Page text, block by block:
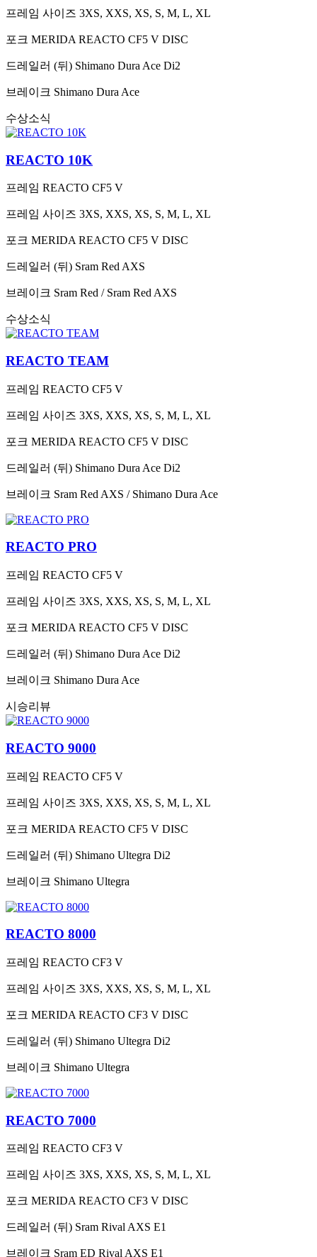
프레임 사이즈 3XS, XXS, XS, S, M, L, XL
포크 MERIDA REACTO CF5 V DISC
드레일러 (뒤) Shimano Dura Ace Di2
브레이크 Shimano Dura Ace
수상소식
REACTO 10K
프레임 REACTO CF5 V
프레임 사이즈 3XS, XXS, XS, S, M, L, XL
포크 MERIDA REACTO CF5 V DISC
드레일러 (뒤) Sram Red AXS
브레이크 Sram Red / Sram Red AXS
수상소식
REACTO TEAM
프레임 REACTO CF5 V
프레임 사이즈 3XS, XXS, XS, S, M, L, XL
포크 MERIDA REACTO CF5 V DISC
드레일러 (뒤) Shimano Dura Ace Di2
브레이크 Sram Red AXS / Shimano Dura Ace
REACTO PRO
프레임 REACTO CF5 V
프레임 사이즈 3XS, XXS, XS, S, M, L, XL
포크 MERIDA REACTO CF5 V DISC
드레일러 (뒤) Shimano Dura Ace Di2
브레이크 Shimano Dura Ace
시승리뷰
REACTO 9000
프레임 REACTO CF5 V
프레임 사이즈 3XS, XXS, XS, S, M, L, XL
포크 MERIDA REACTO CF5 V DISC
드레일러 (뒤) Shimano Ultegra Di2
브레이크 Shimano Ultegra
REACTO 8000
프레임 REACTO CF3 V
프레임 사이즈 3XS, XXS, XS, S, M, L, XL
포크 MERIDA REACTO CF3 V DISC
드레일러 (뒤) Shimano Ultegra Di2
브레이크 Shimano Ultegra
REACTO 7000
프레임 REACTO CF3 V
프레임 사이즈 3XS, XXS, XS, S, M, L, XL
포크 MERIDA REACTO CF3 V DISC
드레일러 (뒤) Sram Rival AXS E1
브레이크 Sram ED Rival AXS E1